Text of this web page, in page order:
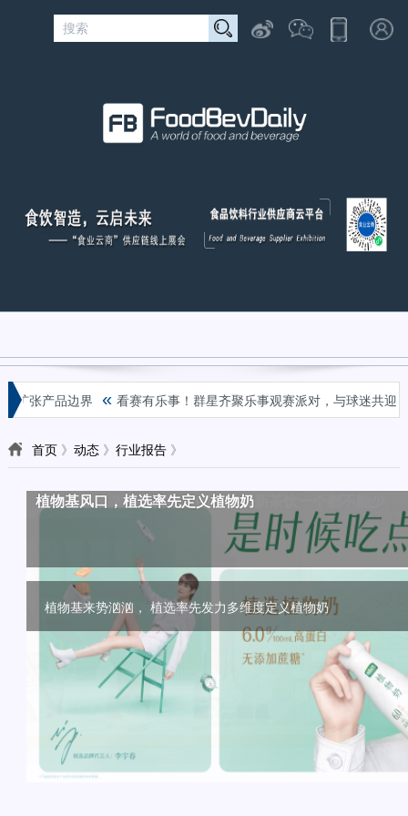
扩张产品边界 « 看赛有乐事！群星齐聚乐事观赛派对，与球迷共迎
首页》 动态》 行业报告》
颜值？口味？话题？撩人的高品质新茶饮一个都不能少
“奶油+”，能否成为饮品下一风口？
植物基风口，植选率先定义植物奶
植物基来势汹汹， 植选率先发力多维度定义植物奶
乐堡啤酒：好看的皮囊和好玩的灵魂，我全都有
只有你想不到的，没有它玩不了的
益达雪融糖新品上市，给“打工人”一个放松的圣诞
益达雪融薄荷糖今年10月上市，被称为益达历史上的划时代之作
让消费者主动来“撩”， 味可滋如何做到的？
面对独立自主意识觉醒的Z世代，你得够潮流，够会玩。